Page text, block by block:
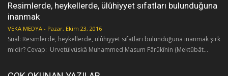
Resimlerde, heykellerde, ülûhiyyet sıfatları bulunduğuna
inanmak
VEKA MEDYA - Pazar, Ekim 23, 2016
Sual: Resimlerde, heykellerde, ülûhiyyet sıfatları bulunduğuna inanmak şirk
midir? Cevap: Urvetülvüskâ Muhammed Masum Fârûkînin (Mektûbât...